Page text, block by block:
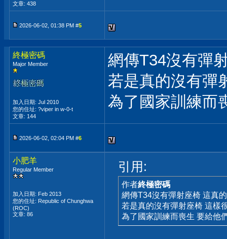
文章: 438
2026-06-02, 01:38 PM #5
終極密碼
Major Member
加入日期: Jul 2010
您的住址: ?viper in w-0-t
文章: 144
網傳T34沒有彈
若是真的沒有彈
為了國家訓練而
2026-06-02, 02:04 PM #6
小肥羊
Regular Member
加入日期: Feb 2013
您的住址: Republic of Chunghwa
(ROC)
文章: 86
引用:
作者終極密碼
網傳T34沒有彈射座椅 這真
若是真的沒有彈射座椅 這樣
為了國家訓練而喪生 要給他